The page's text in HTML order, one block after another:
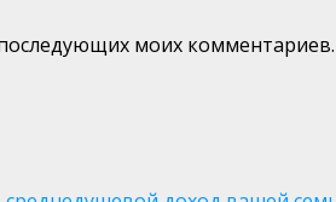
моих комментариев.